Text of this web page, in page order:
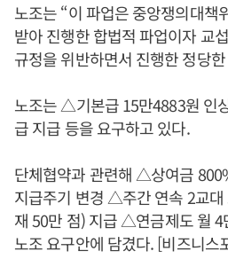
노조는 “이 파업은 중앙쟁의대책
받아 진행한 합법적 파업이자 교
규정을 위반하면서 진행한 정당
노조는 △기본급 15만4883원 인
급 지급 등을 요구하고 있다.
단체협약과 관련해 △상여금
지급주기 변경 △주간 연속 2교대
재 50만 점) 지급 △연금제도 월 4
노조 요구안에 담겼다. [비즈니스